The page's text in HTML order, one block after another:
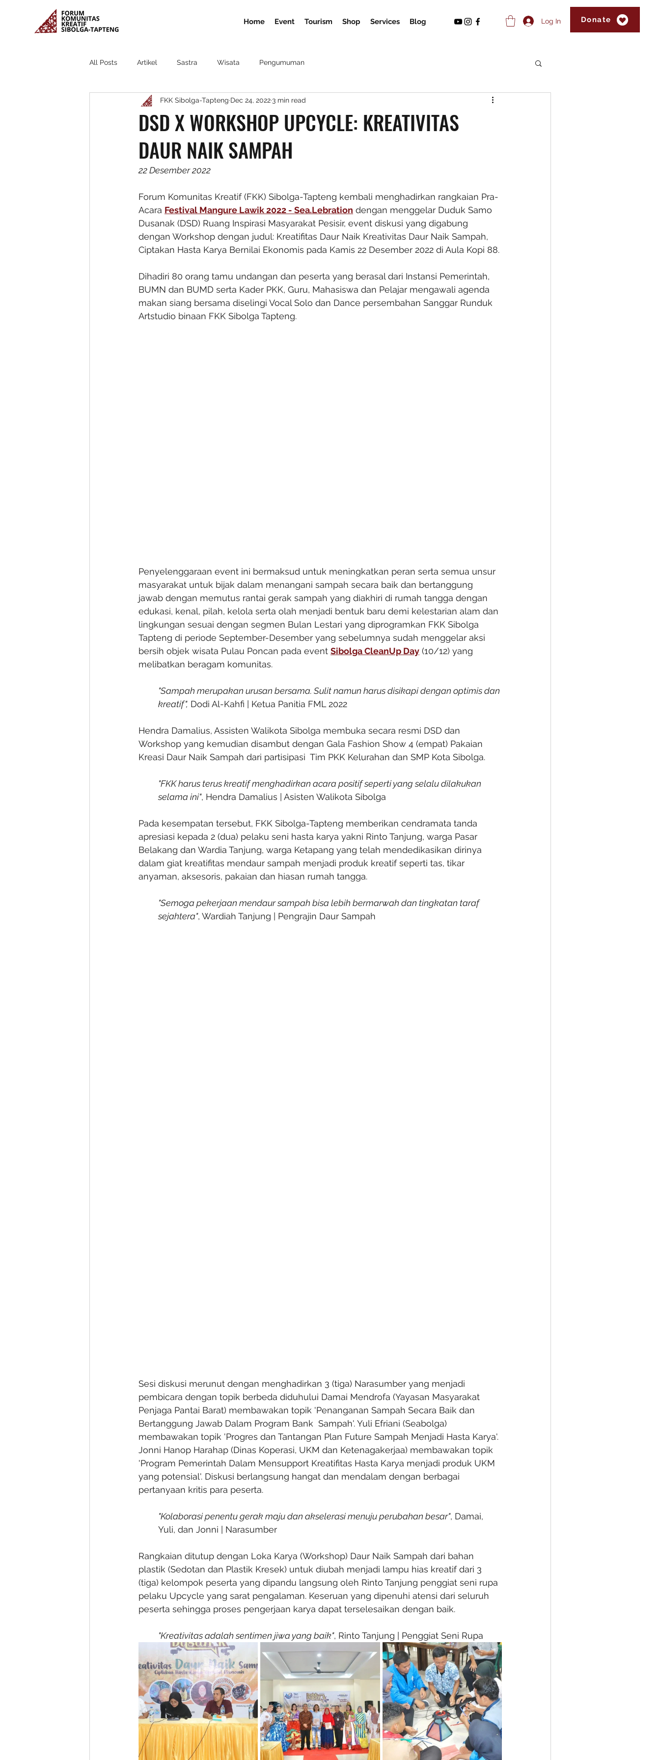
Home Event Tourism Shop Services Blog Log In Donate
All Posts Artikel Sastra Wisata Pengumuman
DSD X WORKSHOP UPCYCLE: KREATIVITAS
DAUR NAIK SAMPAH
FKK Sibolga-Tapteng Dec 24, 20223 min read
22 Desember 2022
Forum Komunitas Kreatif (FKK) Sibolga-Tapteng kembali menghadirkan rangkaian Pra-
Acara Festival Mangure Lawik 2022 - Sea.Lebration dengan menggelar Duduk Samo
Dusanak (DSD) Ruang Inspirasi Masyarakat Pesisir, event diskusi yang digabung
dengan Workshop dengan judul: Kreatifitas Daur Naik Kreativitas Daur Naik Sampah,
Ciptakan Hasta Karya Bernilai Ekonomis pada Kamis 22 Desember 2022 di Aula Kopi 88.
Dihadiri 80 orang tamu undangan dan peserta yang berasal dari Instansi Pemerintah,
BUMN dan BUMD serta Kader PKK, Guru, Mahasiswa dan Pelajar mengawali agenda
makan siang bersama diselingi Vocal Solo dan Dance persembahan Sanggar Runduk
Artstudio binaan FKK Sibolga Tapteng.
Penyelenggaraan event ini bermaksud untuk meningkatkan peran serta semua unsur
masyarakat untuk bijak dalam menangani sampah secara baik dan bertanggung
jawab dengan memutus rantai gerak sampah yang diakhiri di rumah tangga dengan
edukasi, kenal, pilah, kelola serta olah menjadi bentuk baru demi kelestarian alam dan
lingkungan sesuai dengan segmen Bulan Lestari yang diprogramkan FKK Sibolga
Tapteng di periode September-Desember yang sebelumnya sudah menggelar aksi
bersih objek wisata Pulau Poncan pada event Sibolga CleanUp Day (10/12) yang
melibatkan beragam komunitas.
"Sampah merupakan urusan bersama. Sulit namun harus disikapi dengan optimis dan
kreatif", Dodi Al-Kahfi | Ketua Panitia FML 2022
Hendra Damalius, Assisten Walikota Sibolga membuka secara resmi DSD dan
Workshop yang kemudian disambut dengan Gala Fashion Show 4 (empat) Pakaian
Kreasi Daur Naik Sampah dari partisipasi  Tim PKK Kelurahan dan SMP Kota Sibolga.
"FKK harus terus kreatif menghadirkan acara positif seperti yang selalu dilakukan
selama ini", Hendra Damalius | Asisten Walikota Sibolga
Pada kesempatan tersebut, FKK Sibolga-Tapteng memberikan cendramata tanda
apresiasi kepada 2 (dua) pelaku seni hasta karya yakni Rinto Tanjung, warga Pasar
Belakang dan Wardia Tanjung, warga Ketapang yang telah mendedikasikan dirinya
dalam giat kreatifitas mendaur sampah menjadi produk kreatif seperti tas, tikar
anyaman, aksesoris, pakaian dan hiasan rumah tangga.
"Semoga pekerjaan mendaur sampah bisa lebih bermarwah dan tingkatan taraf
sejahtera", Wardiah Tanjung | Pengrajin Daur Sampah
Sesi diskusi merunut dengan menghadirkan 3 (tiga) Narasumber yang menjadi
pembicara dengan topik berbeda diduhului Damai Mendrofa (Yayasan Masyarakat
Penjaga Pantai Barat) membawakan topik 'Penanganan Sampah Secara Baik dan
Bertanggung Jawab Dalam Program Bank  Sampah'. Yuli Efriani (Seabolga)
membawakan topik 'Progres dan Tantangan Plan Future Sampah Menjadi Hasta Karya'.
Jonni Hanop Harahap (Dinas Koperasi, UKM dan Ketenagakerjaa) membawakan topik
'Program Pemerintah Dalam Mensupport Kreatifitas Hasta Karya menjadi produk UKM
yang potensial'. Diskusi berlangsung hangat dan mendalam dengan berbagai
pertanyaan kritis para peserta.
"Kolaborasi penentu gerak maju dan akselerasi menuju perubahan besar", Damai,
Yuli, dan Jonni | Narasumber
Rangkaian ditutup dengan Loka Karya (Workshop) Daur Naik Sampah dari bahan
plastik (Sedotan dan Plastik Kresek) untuk diubah menjadi lampu hias kreatif dari 3
(tiga) kelompok peserta yang dipandu langsung oleh Rinto Tanjung penggiat seni rupa
pelaku Upcycle yang sarat pengalaman. Keseruan yang dipenuhi atensi dari seluruh
peserta sehingga proses pengerjaan karya dapat terselesaikan dengan baik.
"Kreativitas adalah sentimen jiwa yang baik", Rinto Tanjung | Penggiat Seni Rupa